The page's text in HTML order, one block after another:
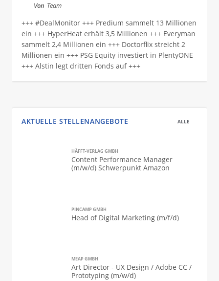
Von Team
+++ #DealMonitor +++ Predium sammelt 13 Millionen
ein +++ HyperHeat erhält 3,5 Millionen +++ Everyman
sammelt 2,4 Millionen ein +++ Doctorflix streicht 2
Millionen ein +++ PSG Equity investiert in PlentyONE
+++ Alstin legt dritten Fonds auf +++
AKTUELLE STELLENANGEBOTE ALLE
HÄFFT-VERLAG GMBH
Content Performance Manager
(m/w/d) Schwerpunkt Amazon
PINCAMP GMBH
Head of Digital Marketing (m/f/d)
MEAP GMBH
Art Director - UX Design / Adobe CC /
Prototyping (m/w/d)